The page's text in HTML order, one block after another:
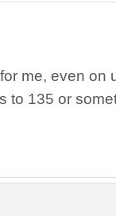
me, even on
to 135 or